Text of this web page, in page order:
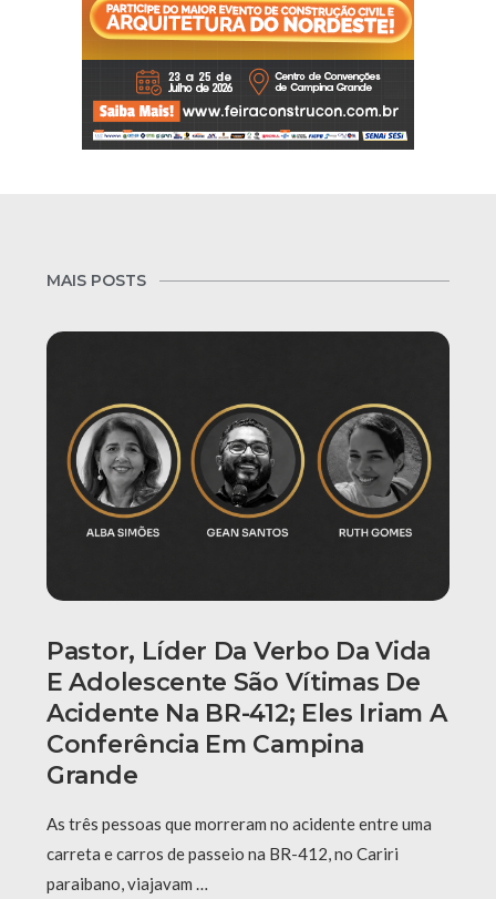
MAIS POSTS
Pastor, Líder Da Verbo Da Vida
E Adolescente São Vítimas De
Acidente Na BR-412; Eles Iriam A
Conferência Em Campina
Grande
As três pessoas que morreram no acidente entre uma
carreta e carros de passeio na BR-412, no Cariri
paraibano, viajavam …